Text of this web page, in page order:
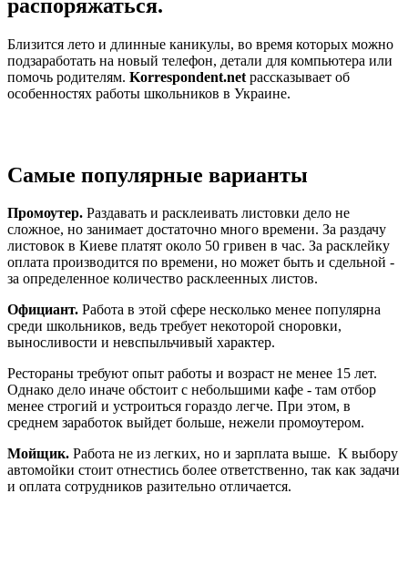
распоряжаться.
Близится лето и длинные каникулы, во время которых можно
подзаработать на новый телефон, детали для компьютера или
помочь родителям. Korrespondent.net рассказывает об
особенностях работы школьников в Украине.
Самые популярные варианты
Промоутер. Раздавать и расклеивать листовки дело не
сложное, но занимает достаточно много времени. За раздачу
листовок в Киеве платят около 50 гривен в час. За расклейку
оплата производится по времени, но может быть и сдельной -
за определенное количество расклеенных листов.
Официант. Работа в этой сфере несколько менее популярна
среди школьников, ведь требует некоторой сноровки,
выносливости и невспыльчивый характер.
Рестораны требуют опыт работы и возраст не менее 15 лет.
Однако дело иначе обстоит с небольшими кафе - там отбор
менее строгий и устроиться гораздо легче. При этом, в
среднем заработок выйдет больше, нежели промоутером.
Мойщик. Работа не из легких, но и зарплата выше. К выбору
автомойки стоит отнестись более ответственно, так как задачи
и оплата сотрудников разительно отличается.